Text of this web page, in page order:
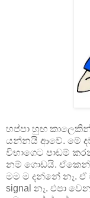
හප්පා හුඟ
යන්නයි ආවේ. මේ
විභාගෙට පාඩම්
නම් ගොඩයි. ඒකෙන්
මම ම දන්නේ නෑ.
signal නෑ. එපා